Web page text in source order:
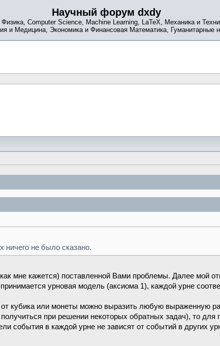
Научный форум dxdy
Computer Science, Machine Learning, LaTeX, Механика и
и Медицина, Экономика и Финансовая Математика, Гуманитарные
ничего не было сказано.
мне кажется) поставленной Вами проблемы. Далее мой
урновая модель (аксиома 1), каждой урне
кубика или монеты можно выразить любую выраженную
при решении некоторых обратных задач), то для
события в каждой урне не зависят от событий в других